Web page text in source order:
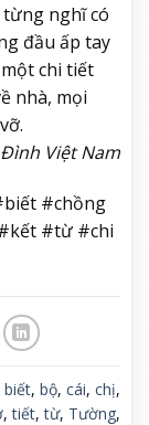
nghĩ có
đầu ấp tay
chi tiết
nhà, mọi
Việt Nam
#chồng
#từ #chi
biết, bộ, cái, chị,
,tiết,từ, Tường,